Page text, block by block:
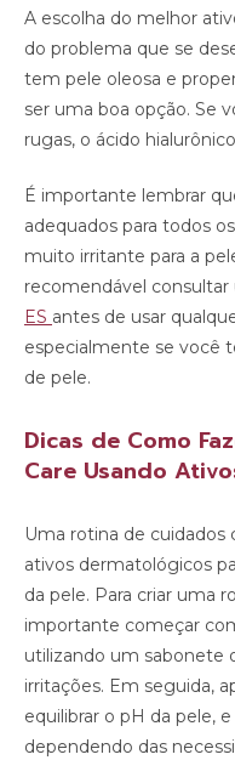
A escolha do melhor
do problema que se
tem pele oleosa e
ser uma boa opção. Se
rugas, o ácido
É importante lembrar
adequados para todos
muito irritante para a
recomendável consultar
ES antes de usar
especialmente se você
de pele.
Dicas de Como
Care Usando
Uma rotina de cuidados
ativos dermatológicos
da pele. Para criar uma
importante começar
utilizando um sabonete
irritações. Em seguida,
equilibrar o pH da pele,
dependendo das